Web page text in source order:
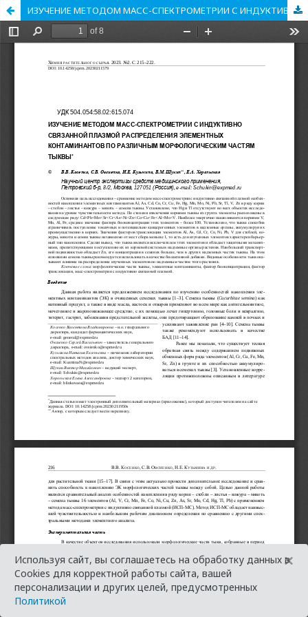
ИЗУЧЕНИЕ МЕТОДОМ МАСС-СПЕКТРОМЕТРИИ С ИНДУКТИВНО СВЯЗАННОЙ ПЛАЗМОЙ РАСПРЕДЕЛЕНИЯ ЭЛЕМЕНТНЫХ КОНТАМИНАНТОВ ПО РАЗЛИЧНЫМ МОРФОЛОГИЧЕСКИМ ЧАСТЯМ ТЫКВЫ
Используя сайт, вы соглашаетесь на обработку данных в
Cookies для корректной работы сайта, вашей
персонализации и других целей, предусмотренных
Политикой
×